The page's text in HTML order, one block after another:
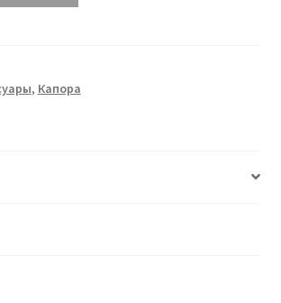
, Капора